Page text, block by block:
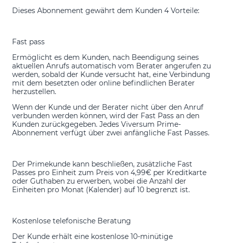
Dieses Abonnement gewährt dem Kunden 4 Vorteile:
Fast pass
Ermöglicht es dem Kunden, nach Beendigung seines
aktuellen Anrufs automatisch vom Berater angerufen zu
werden, sobald der Kunde versucht hat, eine Verbindung
mit dem besetzten oder online befindlichen Berater
herzustellen.
Wenn der Kunde und der Berater nicht über den Anruf
verbunden werden können, wird der Fast Pass an den
Kunden zurückgegeben. Jedes Viversum Prime-
Abonnement verfügt über zwei anfängliche Fast Passes.
Der Primekunde kann beschließen, zusätzliche Fast
Passes pro Einheit zum Preis von 4,99€ per Kreditkarte
oder Guthaben zu erwerben, wobei die Anzahl der
Einheiten pro Monat (Kalender) auf 10 begrenzt ist.
Kostenlose telefonische Beratung
Der Kunde erhält eine kostenlose 10-minütige